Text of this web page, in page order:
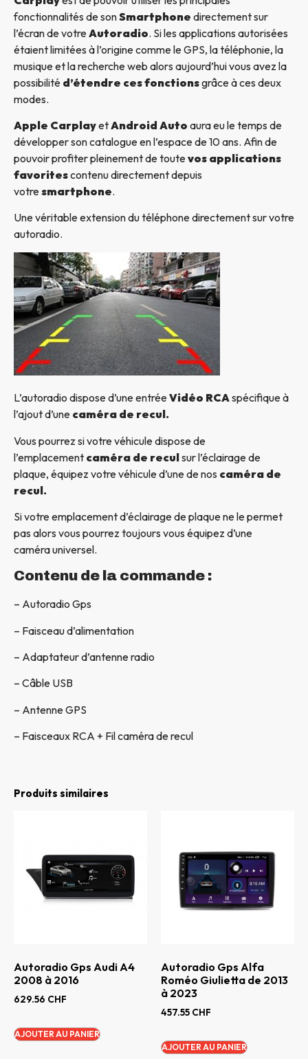
fonctionnalités de sonSmartphone directement sur
l’écran de votreAutoradio. Si les applications autorisées
étaient limitées à l’origine comme le GPS, la téléphonie, la
musique et la recherche web alors aujourd’hui vous avez la
possibilité d’étendre ces fonctionsgrâce à ces deux
modes.
Apple CarplayetAndroid Auto aura eu le temps de
développer son catalogue en l’espace de 10 ans. Afin de
pouvoir profiter pleinement de toutevos applications
favoritescontenu directement depuis
votresmartphone.
Une véritable extension du téléphone directement sur votre
autoradio.
L’autoradio dispose d’une entréeVidéo RCAspécifique à
l’ajout d’une caméra de recul.
Vous pourrez si votre véhicule dispose de
l’emplacement caméra de reculsur l’éclairage de
plaque, équipez votre véhicule d’une de nos caméra de
recul.
Si votre emplacement d’éclairage de plaque ne le permet
pas alors vous pourrez toujours vous équipez d’une
caméra universel.
Contenu de la commande :
– Autoradio Gps
– Faisceau d’alimentation
– Adaptateur d’antenne radio
– Câble USB
– Antenne GPS
– Faisceaux RCA + Fil caméra de recul
Produits similaires
Autoradio Gps Audi A4
2008 à 2016
629.56 CHF
AJOUTER AU PANIER
Autoradio Gps Alfa
Roméo Giulietta de 2013
à 2023
457.55 CHF
AJOUTER AU PANIER